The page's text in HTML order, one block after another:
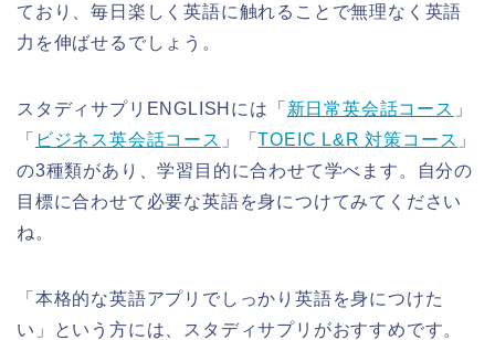
ており、毎日楽しく英語に触れることで無理なく英語
力を伸ばせるでしょう。
スタディサプリENGLISHには「 新日常英会話コース 」
「 ビジネス英会話コース 」「TOEIC L&R 対策コース 」
の3種類があり、学習目的に合わせて学べます。自分の
目標に合わせて必要な英語を身につけてみてください
ね。
「本格的な英語アプリでしっかり英語を身につけた
い」という方には、スタディサプリがおすすめです。